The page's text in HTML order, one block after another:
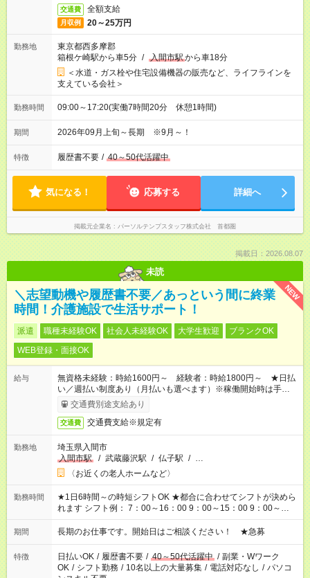
交通費 全額支給
月収例 20～25万円
勤務地
東京都西多摩郡
箱根ケ崎駅から車5分 / 入間市駅から車18分
＜水道・ガス栓や住宅設備機器の販売など、ライフラインを
支えている会社＞
勤務時間 09:00～17:20(実働7時間20分 休憩1時間)
期間 2026年09月上旬～長期 ※9月～！
特徴 履歴書不要 / 40～50代活躍中
気になる！ 応募する 詳細へ
掲載元企業名 パーソルテンプスタッフ株式会社 首都圏
掲載日：2026.08.07
未読
NEW
＼志望動機や履歴書不要／あっという間に終業
時間！介護施設で生活サポート！
派遣 職種未経験OK 社会人未経験OK 大学生歓迎
ブランクOK
WEB登録・面接OK
給与
無資格未経験：時給1600円～ 経験者：時給1800円～ ★日払
い／週払い制度あり（月払いも選べます）※稼働開始時は手続き
完了次第のお支払いとなります。
交通費別途支給あり
交通費 交通費支給※規定有
勤務地
埼玉県入間市
入間市駅
/ 武蔵藤沢駅 / 仏子駅 / …
〈お近くの老人ホームなど〉
勤務時間
★1日6時間～の時短シフトOK ★都合に合わせてシフトが決めら
れます シフト例： 7：00～16：00 9：00～15：00 9：00～
18：00 11：00～20：00 など ※Wワークの場合、他のお仕事と
合わせ週40時間超の就業はご案内できません ※法令に基づき、
派遣法（日雇い派遣の原則禁止）により、短時間・短期間の就
業はご案内が難しい場合があります
期間 長期のお仕事です。開始日はご相談ください！ ★急募
特徴 日払いOK / 履歴書不要 / 40～50代活躍中 / 副業・Wワーク
OK / シフト勤務 / 10名以上の大量募集 / 電話対応なし / パソコ